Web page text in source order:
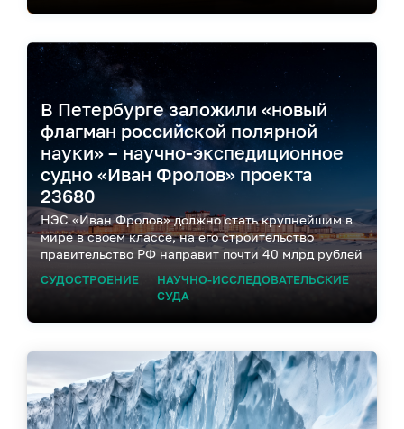
В Петербурге заложили «новый
флагман российской полярной
науки» – научно-экспедиционное
судно «Иван Фролов» проекта
23680
НЭС «Иван Фролов» должно стать крупнейшим в
мире в своем классе, на его строительство
правительство РФ направит почти 40 млрд рублей
СУДОСТРОЕНИЕ
НАУЧНО-ИССЛЕДОВАТЕЛЬСКИЕ
СУДА